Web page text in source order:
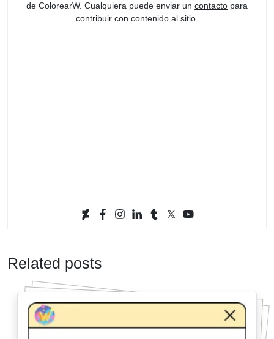
de ColorearW. Cualquiera puede enviar un contacto para
contribuir con contenido al sitio.
Related posts